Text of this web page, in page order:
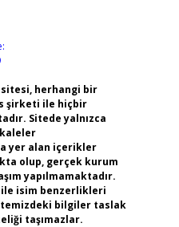
herhangi bir
şirketi ile hiçbir
Sitede yalnızca
yer alan içerikler
olup, gerçek kurum
yapılmamaktadır.
isim benzerlikleri
bilgiler taslak
taşımazlar.